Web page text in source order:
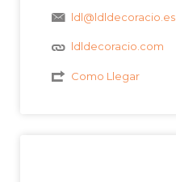
ldl@ldldecoracio.es
ldldecoracio.com
Como Llegar